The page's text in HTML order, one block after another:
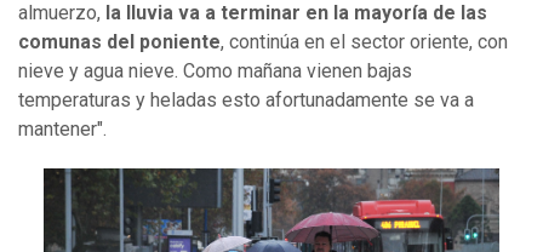
almuerzo, la lluvia va a terminar en la mayoría de las
comunas del poniente, continúa en el sector oriente, con
nieve y agua nieve. Como mañana vienen bajas
temperaturas y heladas esto afortunadamente se va a
mantener".